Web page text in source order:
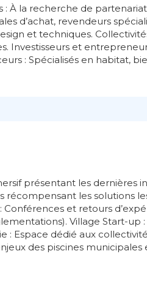
À la recherche de
d’achat, revendeurs
et techniques.
Investisseurs et
: Spécialisés en habitat,
présentant les dernières
récompensant les solutions
Conférences et retours
Village Start-up
: Espace dédié aux
des piscines municipales